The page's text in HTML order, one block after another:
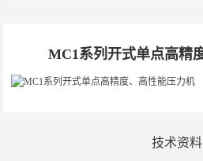
MC1系列开式单点高精
技术资料